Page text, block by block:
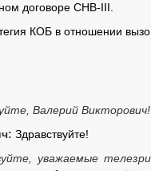
договоре СНВ-III.
КОБ в отношении
Валерий Викторович!
Здравствуйте!
уважаемые